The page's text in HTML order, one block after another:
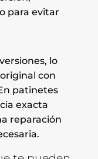
para evitar
lo
con
patinetes
exacta
reparación